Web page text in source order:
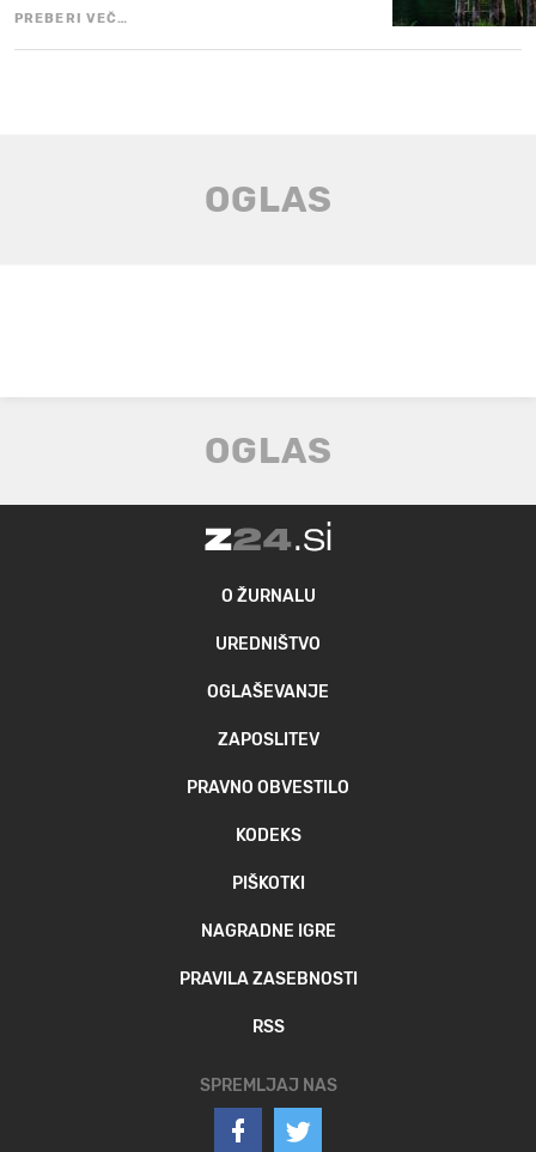
PREBERI VEČ…
O ŽURNALU
UREDNIŠTVO
OGLAŠEVANJE
ZAPOSLITEV
PRAVNO OBVESTILO
KODEKS
PIŠKOTKI
NAGRADNE IGRE
PRAVILA ZASEBNOSTI
RSS
SPREMLJAJ NAS